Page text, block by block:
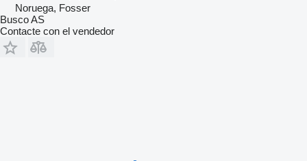
Noruega, Fosser
Busco AS
Contacte con el vendedor